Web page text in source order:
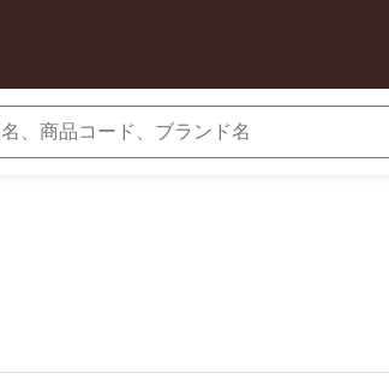
ワイン 京都のビール